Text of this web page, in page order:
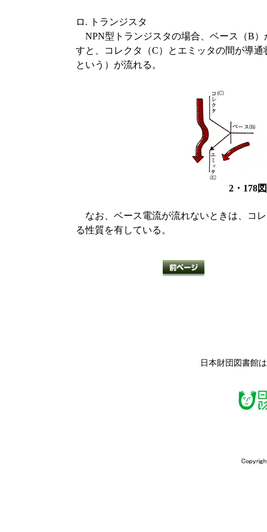
ロ. トランジスタ
NPN型トランジスタの場合、ベース（B）
すと、コレクタ（C）とエミッタの間が導
という）が流れる。
2・178
なお、ベース電流が流れないときは、コ
る性質を有している。
日本財団図書館